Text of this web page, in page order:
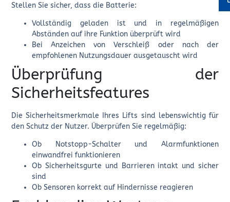
Stellen Sie sicher, dass die Batterie:
Vollständig geladen ist und in regelmäßigen
Abständen auf ihre Funktion überprüft wird
Bei Anzeichen von Verschleiß oder nach der
empfohlenen Nutzungsdauer ausgetauscht wird
Überprüfung der
Sicherheitsfeatures
Die Sicherheitsmerkmale Ihres Lifts sind lebenswichtig für
den Schutz der Nutzer. Überprüfen Sie regelmäßig:
Ob Notstopp-Schalter und Alarmfunktionen
einwandfrei funktionieren
Ob Sicherheitsgurte und Barrieren intakt und sicher
sind
Ob Sensoren korrekt auf Hindernisse reagieren